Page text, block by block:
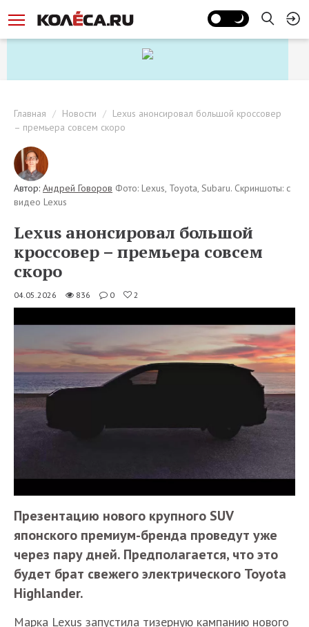
Главная Новости
Lexus анонсировал большой кроссовер
– премьера совсем скоро
Автор: Андрей Говоров Фото: Lexus, Toyota, Subaru. Скриншоты: с
видео Lexus
Lexus анонсировал большой
кроссовер – премьера совсем
скоро
04.05.2026 836 0 2
Презентацию нового крупного SUV
японского премиум-бренда проведут уже
через пару дней. Предполагается, что это
будет брат свежего электрического Toyota
Highlander.
Марка Lexus запустила тизерную кампанию нового